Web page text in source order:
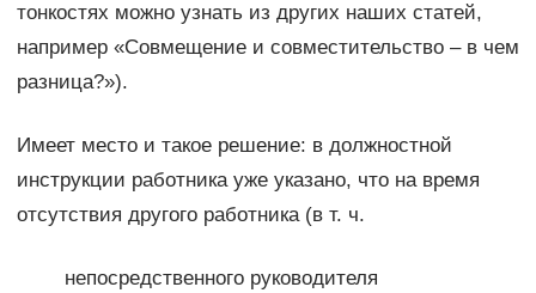
тонкостях можно узнать из других наших статей,
например «Совмещение и совместительство – в чем
разница?»).
Имеет место и такое решение: в должностной
инструкции работника уже указано, что на время
отсутствия другого работника (в т. ч.
непосредственного руководителя